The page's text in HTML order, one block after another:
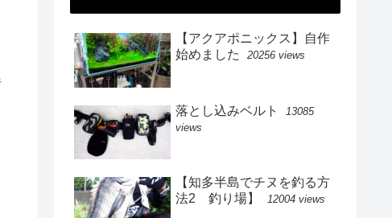
【アクアポニックス】自作
始めました
20256 views
落とし込みベルト
13085
views
【知多半島でチヌを釣る方
法2 釣り場】
12004 views